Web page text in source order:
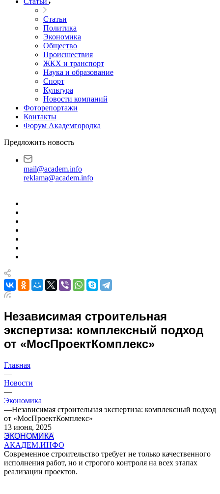
Статьи
Политика
Экономика
Общество
Происшествия
ЖКХ и транспорт
Наука и образование
Спорт
Культура
Новости компаний
Фоторепортажи
Контакты
Форум Академгородка
Предложить новость
mail@academ.info
reklama@academ.info
Независимая строительная
экспертиза: комплексный подход
от «МосПроектКомплекс»
Главная
—
Новости
—
Экономика
—Независимая строительная экспертиза: комплексный подход
от «МосПроектКомплекс»
13 июня, 2025
ЭКОНОМИКА
АКАДЕМ.ИНФО
Современное строительство требует не только качественного
исполнения работ, но и строгого контроля на всех этапах
реализации проектов.